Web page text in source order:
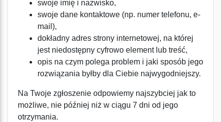
swoje imię i nazwisko,
swoje dane kontaktowe (np. numer telefonu, e-
mail),
dokładny adres strony internetowej, na której
jest niedostępny cyfrowo element lub treść,
opis na czym polega problem i jaki sposób jego
rozwiązania byłby dla Ciebie najwygodniejszy.
Na Twoje zgłoszenie odpowiemy najszybciej jak to
możliwe, nie później niż w ciągu 7 dni od jego
otrzymania.